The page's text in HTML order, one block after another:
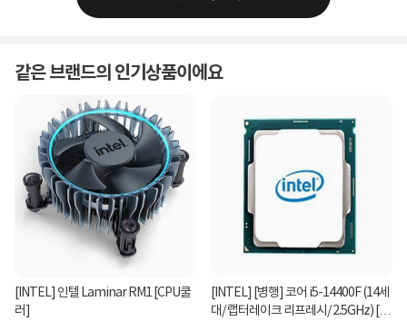
같은 브랜드의 인기상품이에요
[INTEL] 인텔 Laminar RM1 [CPU쿨
러]
[INTEL] [병행] 코어 i5-14400F (14세
대/ 랩터레이크 리프레시/ 2.5GHz) [벌